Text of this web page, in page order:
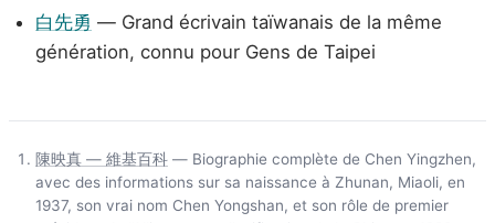
白先勇 — Grand écrivain taïwanais de la même
génération, connu pour Gens de Taipei
陳映真 — 維基百科 — Biographie complète de Chen Yingzhen,
avec des informations sur sa naissance à Zhunan, Miaoli, en
1937, son vrai nom Chen Yongshan, et son rôle de premier